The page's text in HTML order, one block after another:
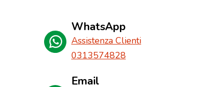
WhatsApp
Assistenza Clienti
0313574828
Email